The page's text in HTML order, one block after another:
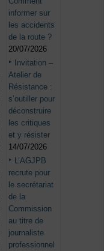
informer sur
les accidents
de la route ?
20/07/2026
Invitation –
Atelier de
Résistance :
s’outiller pour
déconstruire
les critiques
et y résister
14/07/2026
L’AGJPB
recrute pour
le secrétariat
de la
Commission
au titre de
journaliste
professionnel